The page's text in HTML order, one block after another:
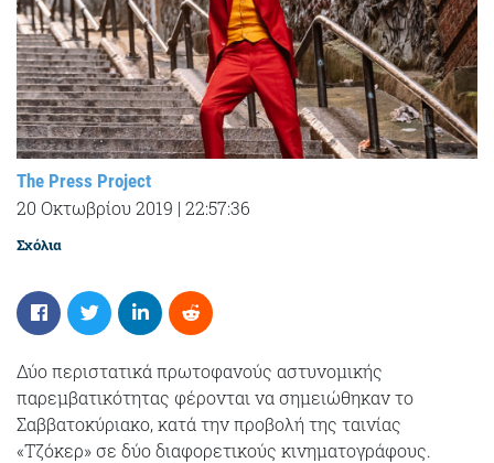
The Press Project
20 Οκτωβρίου 2019 | 22:57:36
Σχόλια
Δύο περιστατικά πρωτοφανούς αστυνομικής
παρεμβατικότητας φέρονται να σημειώθηκαν το
Σαββατοκύριακο, κατά την προβολή της ταινίας
«Τζόκερ» σε δύο διαφορετικούς κινηματογράφους.